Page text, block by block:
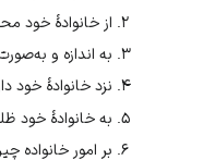
از خانوادۀ خود
به‏ اندازه و
نزد خانوادۀ خود
به خانوادۀ خود
بر امور خانواده